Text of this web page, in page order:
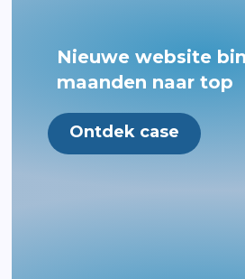
Nieuwe website
maanden naar top
Ontdek case